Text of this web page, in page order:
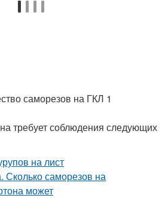
саморезов на ГКЛ 1
требует соблюдения следующих